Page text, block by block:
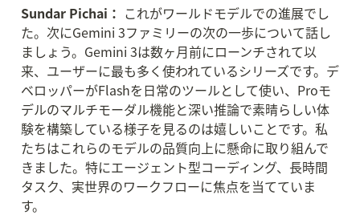
Sundar Pichai： これがワールドモデルでの進展でし
た。次にGemini 3ファミリーの次の一歩について話し
ましょう。Gemini 3は数ヶ月前にローンチされて以
来、ユーザーに最も多く使われているシリーズです。デ
ベロッパーがFlashを日常のツールとして使い、Proモ
デルのマルチモーダル機能と深い推論で素晴らしい体
験を構築している様子を見るのは嬉しいことです。私
たちはこれらのモデルの品質向上に懸命に取り組んで
きました。特にエージェント型コーディング、長時間
タスク、実世界のワークフローに焦点を当てていま
す。